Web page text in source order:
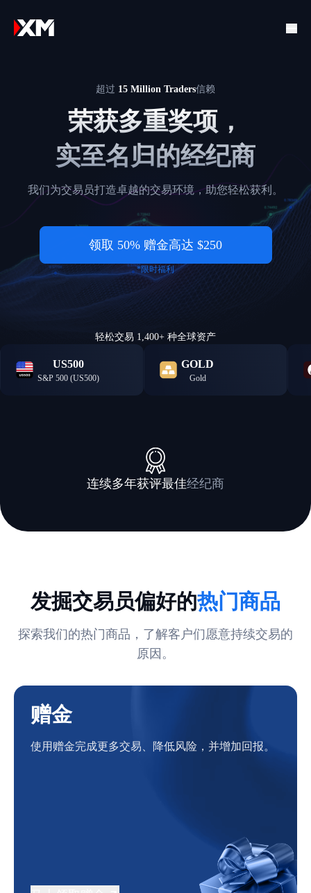
超过 15 Million Traders信赖
荣获多重奖项，
实至名归的经纪商
我们为交易员打造卓越的交易环境，助您轻松获利。
领取 50% 赠金高达 $250
*限时福利
轻松交易 1,400+ 种全球资产
US500
S&P 500 (US500)
GOLD
Gold
Capital Finance
International Magazine
(CFI.co) 2024年颁赠
连续多年获评最佳经纪商
发掘交易员偏好的热门商品
探索我们的热门商品，了解客户们愿意持续交易的
原因。
赠金
使用赠金完成更多交易、降低风险，并增加回报。